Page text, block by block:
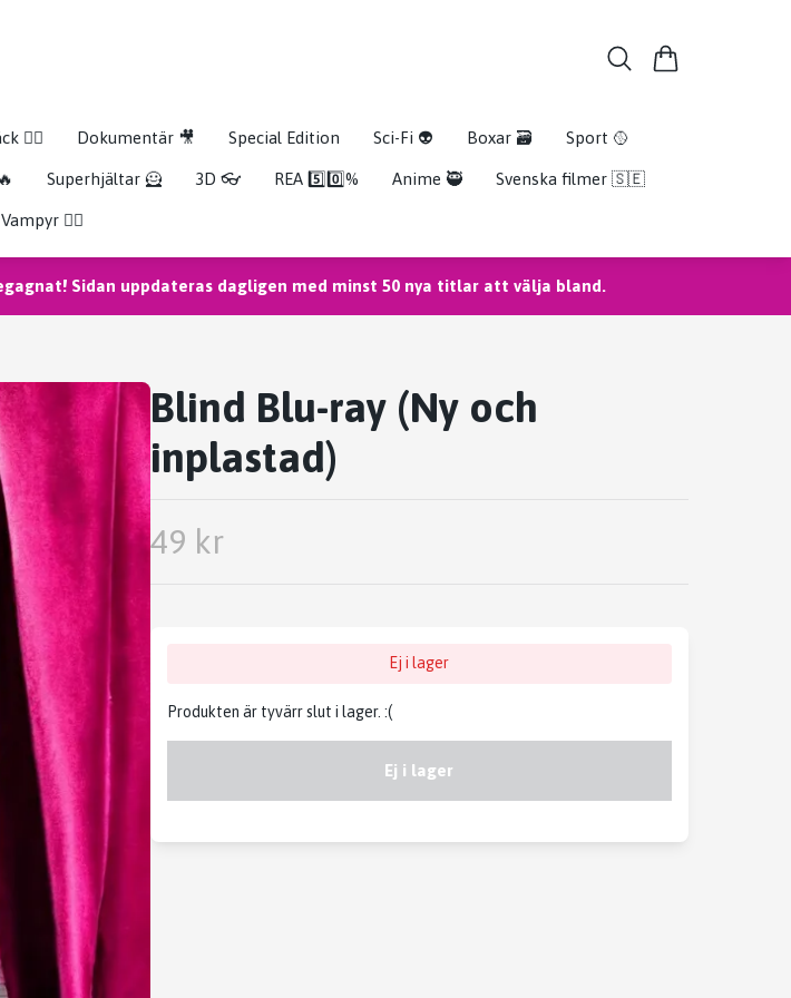
🧟‍♂️ Dokumentär 🎥 Special Edition Sci-Fi 👽 Boxar 🗃️ Sport 🥎
Superhjältar 🦸 3D 👓 REA 5️⃣0️⃣% Anime 🥷 Svenska filmer 🇸🇪
Vampyr 🧛‍♀️
Sidan uppdateras dagligen med minst 50 nya titlar att välja bland.
Blind Blu-ray (Ny och
inplastad)
49 kr
Ej i lager
Produkten är tyvärr slut i lager. :(
Ej i lager